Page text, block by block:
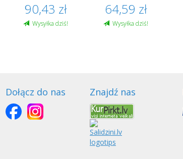
90,43 zł
Wysyłka dziś!
64,59 zł
Wysyłka dziś!
Dołącz do nas Znajdź nas